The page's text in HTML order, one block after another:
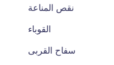
نقص المناعة
القوباء
سفاح القربى